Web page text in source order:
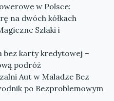
w Polsce:
na dwóch kółkach
Szlaki i
bez karty kredytowej –
podróż
Aut w Maladze Bez
po Bezproblemowym